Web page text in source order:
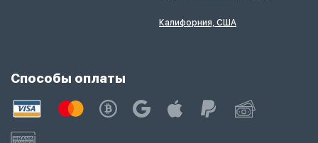
Калифорния, США
Способы оплаты